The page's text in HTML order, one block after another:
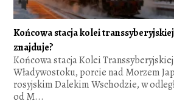
Końcowa stacja kolei
znajduje?
Końcowa stacja Kolei
Władywostoku, porcie nad Morzem
rosyjskim Dalekim Wschodzie, w
od M...